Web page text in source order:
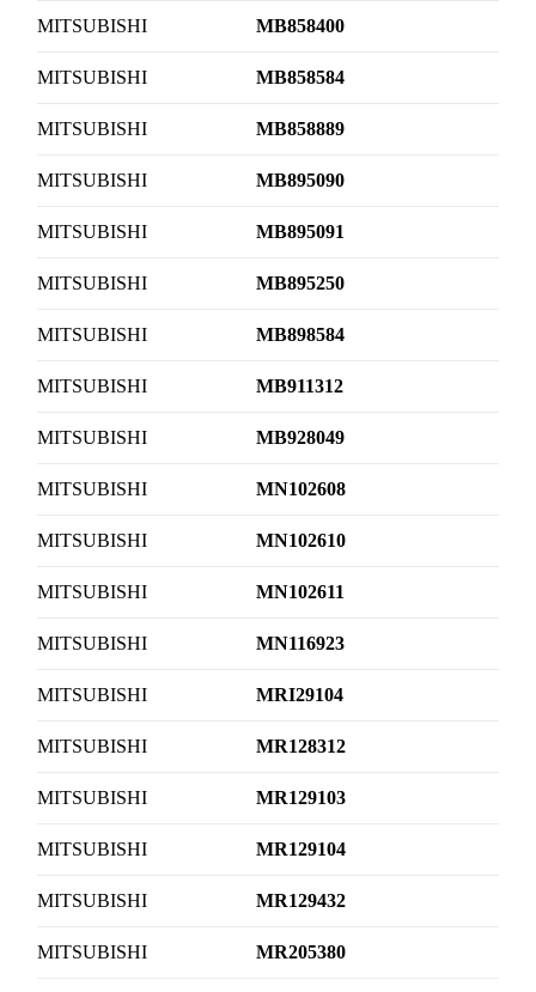
MITSUBISHI MB858400
MITSUBISHI MB858584
MITSUBISHI MB858889
MITSUBISHI MB895090
MITSUBISHI MB895091
MITSUBISHI MB895250
MITSUBISHI MB898584
MITSUBISHI MB911312
MITSUBISHI MB928049
MITSUBISHI MN102608
MITSUBISHI MN102610
MITSUBISHI MN102611
MITSUBISHI MN116923
MITSUBISHI MRI29104
MITSUBISHI MR128312
MITSUBISHI MR129103
MITSUBISHI MR129104
MITSUBISHI MR129432
MITSUBISHI MR205380